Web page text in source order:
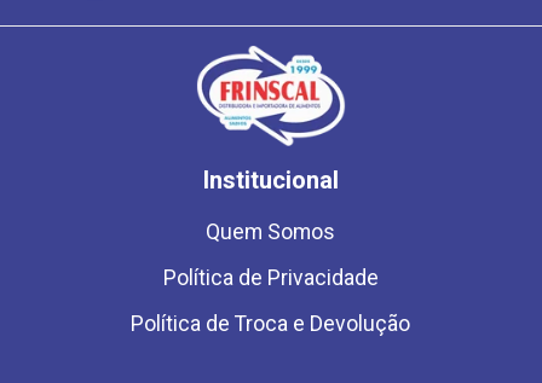
Institucional
Quem Somos
Política de Privacidade
Política de Troca e Devolução